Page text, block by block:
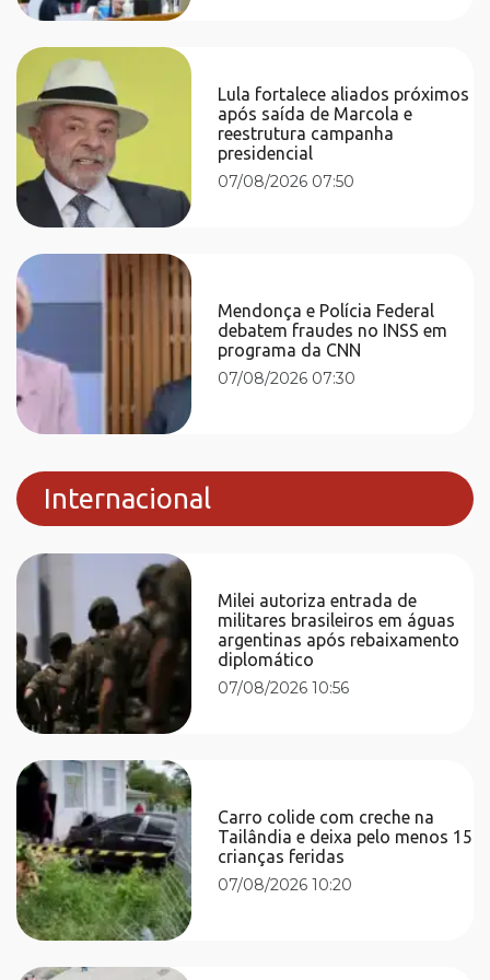
Lula fortalece aliados próximos
após saída de Marcola e
reestrutura campanha
presidencial
07/08/2026 07:50
Mendonça e Polícia Federal
debatem fraudes no INSS em
programa da CNN
07/08/2026 07:30
Internacional
Milei autoriza entrada de
militares brasileiros em águas
argentinas após rebaixamento
diplomático
07/08/2026 10:56
Carro colide com creche na
Tailândia e deixa pelo menos 15
crianças feridas
07/08/2026 10:20